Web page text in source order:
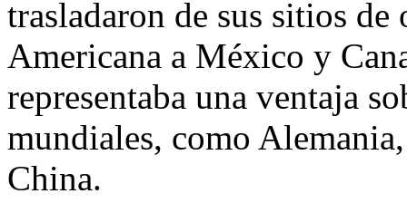
trasladaron de sus sitios
Americana a México y
representaba una ventaja
mundiales, como
China.